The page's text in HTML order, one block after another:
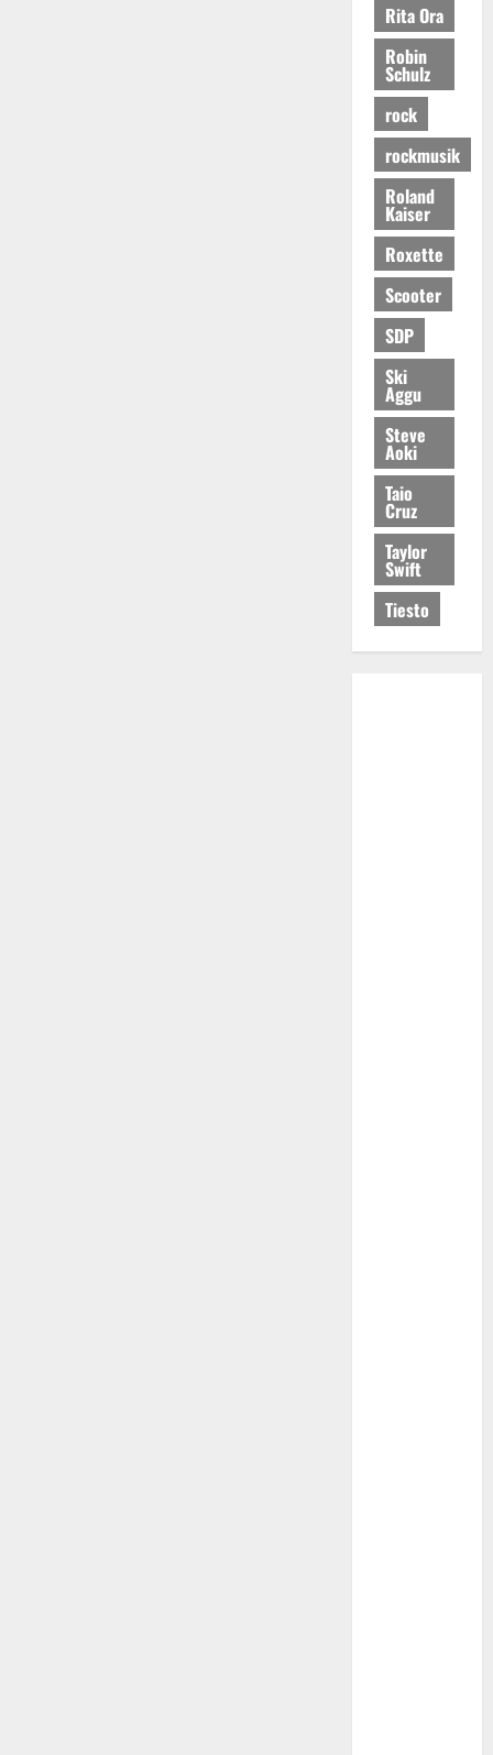
Rita Ora
Robin
Schulz
rock
rockmusik
Roland
Kaiser
Roxette
Scooter
SDP
Ski
Aggu
Steve
Aoki
Taio
Cruz
Taylor
Swift
Tiesto